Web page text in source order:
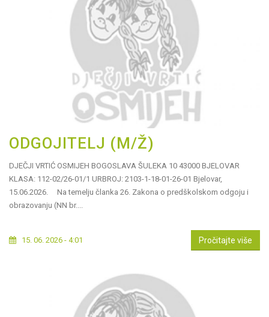
ODGOJITELJ (M/Ž)
DJEČJI VRTIĆ OSMIJEH BOGOSLAVA ŠULEKA 10 43000 BJELOVAR
KLASA: 112-02/26-01/1 URBROJ: 2103-1-18-01-26-01 Bjelovar,
15.06.2026. Na temelju članka 26. Zakona o predškolskom odgoju i
obrazovanju (NN br....
15. 06. 2026 - 4:01 Pročitajte više